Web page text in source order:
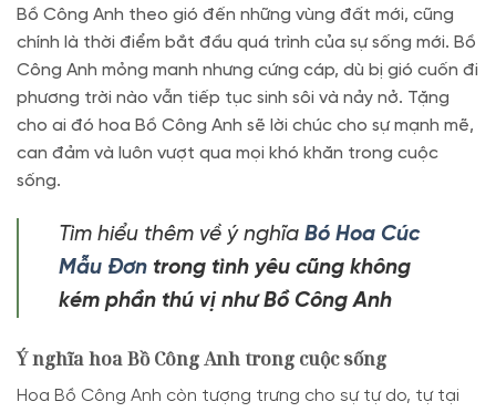
Bồ Công Anh theo gió đến những vùng đất mới, cũng
chính là thời điểm bắt đầu quá trình của sự sống mới. Bồ
Công Anh mỏng manh nhưng cứng cáp, dù bị gió cuốn đi
phương trời nào vẫn tiếp tục sinh sôi và nảy nở. Tặng
cho ai đó hoa Bồ Công Anh sẽ lời chúc cho sự mạnh mẽ,
can đảm và luôn vượt qua mọi khó khăn trong cuộc
sống.
Tìm hiểu thêm về ý nghĩa Bó Hoa Cúc
Mẫu Đơn trong tình yêu cũng không
kém phần thú vị như Bồ Công Anh
Ý nghĩa hoa Bồ Công Anh trong cuộc sống
Hoa Bồ Công Anh còn tượng trưng cho sự tự do, tự tại